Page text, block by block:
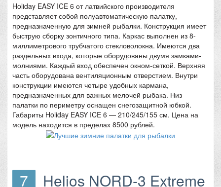
Holiday EASY ICE 6 от латвийского производителя
представляет собой полуавтоматическую палатку,
предназначенную для зимней рыбалки. Конструкция имеет
быструю сборку зонтичного типа. Каркас выполнен из 8-
миллиметрового трубчатого стекловолокна. Имеются два
раздельных входа, которые оборудованы двумя замками-
молниями. Каждый вход обеспечен окном-сеткой. Верхняя
часть оборудована вентиляционным отверстием. Внутри
конструкции имеются четыре удобных кармана,
предназначенных для важных мелочей рыбака. Низ
палатки по периметру оснащен снегозащитной юбкой.
Габариты Holiday EASY ICE 6 — 210/245/155 см. Цена на
модель находится в пределах 8500 рублей.
7 Helios NORD-3 Extreme